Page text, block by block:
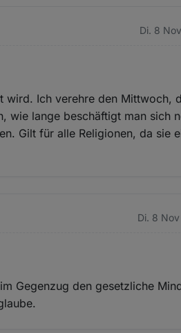
Di. 8
wird. Ich verehre den Mittwoch,
wie lange beschäftigt man sich
Gilt für alle Religionen, da sie
Di. 8
Gegenzug den gesetzliche